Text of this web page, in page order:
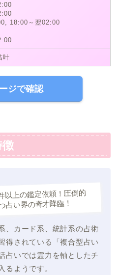
18:00～翌02:00
叶
ジで確認
徴
以上の鑑定依頼！圧倒的
占い界の奇才降臨！
、カード系、統計系の占術
得されている「複合型占い
占いでは霊力を軸としたチ
るようです。